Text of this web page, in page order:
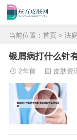
当前位置： 首页 > 法庭
银屑病打什么针
2年前 皮肤资